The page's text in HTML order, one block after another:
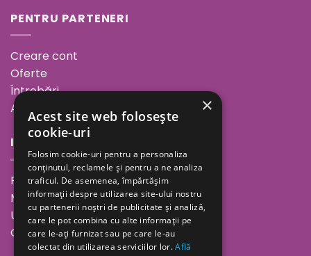
PENTRU PARTENERI
Creare cont
Oferte
Întrebări
ANPC
INFORMAȚII
Povestea noastră
Minutul de inspirație
Unde ne găsești
Cariere
×
Acest site web folosește
cookie-uri
Folosim cookie-uri pentru a personaliza
conținutul, reclamele și pentru a ne analiza
traficul. De asemenea, împărtășim
informații despre utilizarea site-ului nostru
cu partenerii noștri de publicitate și analiză,
care le pot combina cu alte informații pe
care le-ați furnizat sau pe care le-au
colectat din utilizarea serviciilor lor.Află